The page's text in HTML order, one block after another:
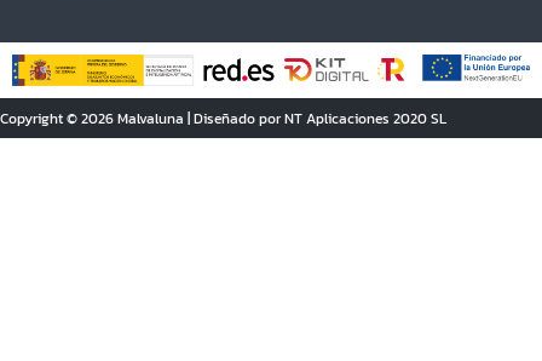
Copyright © 2026 Malvaluna | Diseñado por NT Aplicaciones 2020 SL